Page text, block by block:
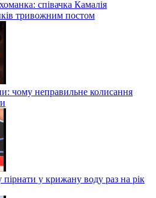
співачка Камалія
тривожним постом
чому неправильне колисання
пірнати у крижану воду раз на рік